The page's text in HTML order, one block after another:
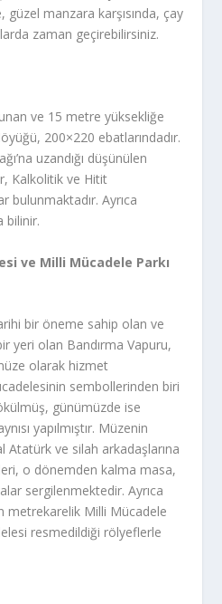
manzara karşısında, çay
zaman geçirebilirsiniz.
ve 15 metre yüksekliğe
200×220 ebatlarındadır.
uzandığı düşünülen
Kalkolitik ve Hitit
bulunmaktadır. Ayrıca
bilinir.
ve Milli Mücadele Parkı
bir öneme sahip olan ve
yeri olan Bandırma Vapuru,
olarak hizmet
sembollerinden biri
günümüzde ise
yapılmıştır. Müzenin
Atatürk ve silah arkadaşlarına
o dönemden kalma masa,
sergilenmektedir. Ayrıca
metrekarelik Milli Mücadele
resmedildiği rölyeflerle